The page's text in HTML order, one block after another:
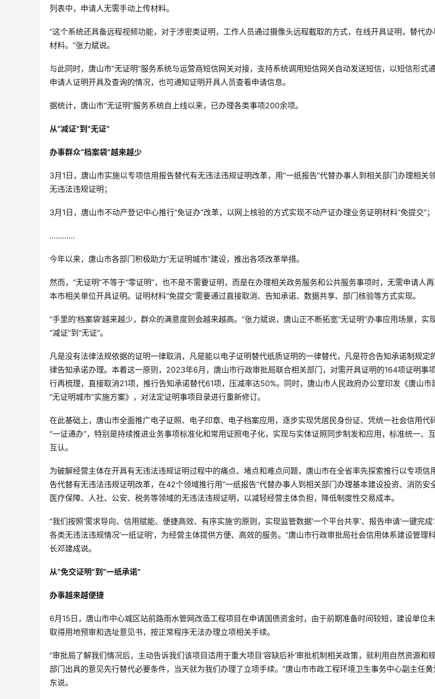
列表中，申请人无需手动上传材料。
“这个系统还具备远程视频功能，对于涉密类证明，工作人员通过摄像头远程截取的方式，在线开具证明，替代办
材料。”张力斌说。
与此同时，唐山市“无证明”服务系统与运营商短信网关对接，支持系统调用短信网关自动发送短信，以短信形式
申请人证明开具及查询的情况，也可通知证明开具人员查看申请信息。
据统计，唐山市“无证明”服务系统自上线以来，已办理各类事项200余项。
从“减证”到“无证”
办事群众“档案袋”越来越少
3月1日，唐山市实施以专项信用报告替代有无违法违规证明改革，用“一纸报告”代替办事人到相关部门办理相关
无违法违规证明；
3月1日，唐山市不动产登记中心推行“免证办”改革，以网上核验的方式实现不动产证办理业务证明材料“免提交”；
…………
今年以来，唐山市各部门积极助力“无证明城市”建设，推出各项改革举措。
然而，“无证明”不等于“零证明”，也不是不需要证明，而是在办理相关政务服务和公共服务事项时，无需申请人再
本市相关单位开具证明。证明材料“免提交”需要通过直接取消、告知承诺、数据共享、部门核验等方式实现。
“手里的‘档案袋’越来越少，群众的满意度则会越来越高。”张力斌说，唐山正不断拓宽“无证明”办事应用场景，实
“减证”到“无证”。
凡是没有法律法规依据的证明一律取消，凡是能以电子证明替代纸质证明的一律替代，凡是符合告知承诺制规定
律告知承诺办理。本着这一原则，2023年6月，唐山市行政审批局联合相关部门，对需开具证明的164项证明事
行再梳理，直接取消21项，推行告知承诺替代61项，压减率达50%。同时，唐山市人民政府办公室印发《唐山市
“无证明城市”实施方案》，对法定证明事项目录进行重新修订。
在此基础上，唐山市全面推广电子证照、电子印章、电子档案应用，逐步实现凭居民身份证、凭统一社会信用代
“一证通办”，特别是持续推进业务事项标准化和常用证照电子化，实现与实体证照同步制发和应用，标准统一、
互认。
为破解经营主体在开具有无违法违规证明过程中的痛点、堵点和难点问题，唐山市在全省率先探索推行以专项信
告代替有无违法违规证明改革，在42个领域推行用“一纸报告”代替办事人到相关部门办理基本建设投资、消防安全
医疗保障、人社、公安、税务等领域的无违法违规证明，以减轻经营主体负担，降低制度性交易成本。
“我们按照‘需求导向、信用赋能、便捷高效、有序实施’的原则，实现监管数据‘一个平台共享’、报告申请‘一键完成’
各类无违法违规情况‘一纸证明’，为经营主体提供方便、高效的服务。”唐山市行政审批局社会信用体系建设管理
长邓建成说。
从“免交证明”到“一纸承诺”
办事越来越便捷
6月15日，唐山市中心城区站前路雨水管网改造工程项目在申请国债资金时，由于前期准备时间较短，建设单位
取得用地预审和选址意见书，按正常程序无法办理立项相关手续。
“审批局了解我们情况后，主动告诉我们该项目适用于重大项目‘容缺后补’审批机制相关政策，就利用自然资源和
部门出具的意见先行替代必要条件，当天就为我们办理了立项手续。”唐山市市政工程环境卫生事务中心副主任黄
东说。